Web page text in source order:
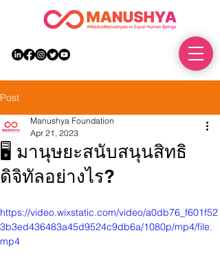
Post
🖥 มานุษยะสนับสนุนสิทธิ
ดิจิทัลอย่างไร?
Manushya Foundation
Apr 21, 2023
https://video.wixstatic.com/video/a0db76_f601f52
3b3ed436483a45d9524c9db6a/1080p/mp4/file.
mp4